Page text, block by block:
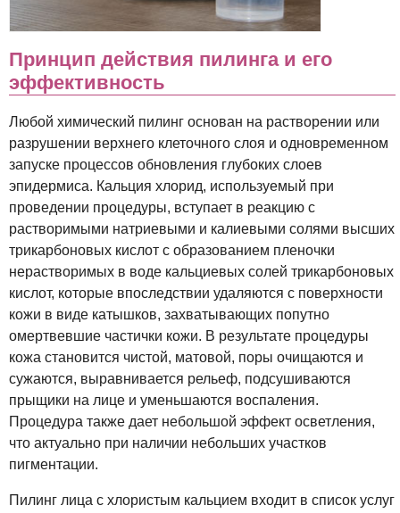
Принцип действия пилинга и его
эффективность
Любой химический пилинг основан на растворении или
разрушении верхнего клеточного слоя и одновременном
запуске процессов обновления глубоких слоев
эпидермиса. Кальция хлорид, используемый при
проведении процедуры, вступает в реакцию с
растворимыми натриевыми и калиевыми солями высших
трикарбоновых кислот с образованием пленочки
нерастворимых в воде кальциевых солей трикарбоновых
кислот, которые впоследствии удаляются с поверхности
кожи в виде катышков, захватывающих попутно
омертвевшие частички кожи. В результате процедуры
кожа становится чистой, матовой, поры очищаются и
сужаются, выравнивается рельеф, подсушиваются
прыщики на лице и уменьшаются воспаления.
Процедура также дает небольшой эффект осветления,
что актуально при наличии небольших участков
пигментации.
Пилинг лица с хлористым кальцием входит в список услуг